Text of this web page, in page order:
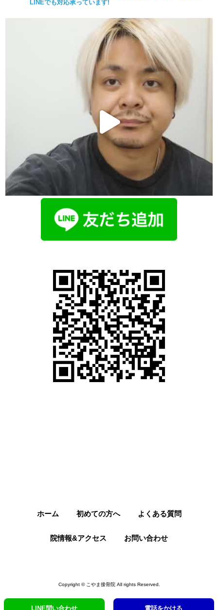
LINEでも対応承っています!
ホーム 初めての方へ よくある質問
院情報&アクセス お問い合わせ
Copyright © こやま接骨院 All rights Reserved.
LINE問い合わせ 電話をかける